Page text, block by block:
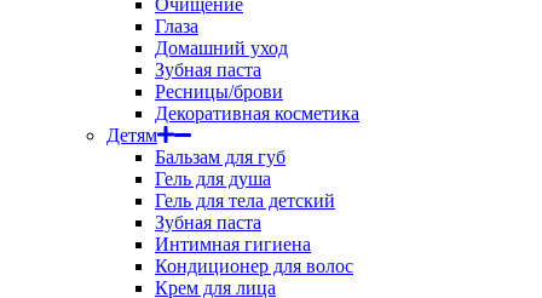
Очищение
Глаза
Домашний уход
Зубная паста
Ресницы/брови
Декоративная косметика
Детям
Бальзам для губ
Гель для душа
Гель для тела детский
Зубная паста
Интимная гигиена
Кондиционер для волос
Крем для лица